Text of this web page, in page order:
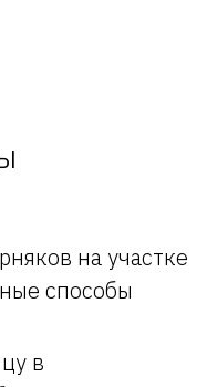
на участке
способы
в